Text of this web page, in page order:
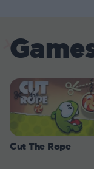
Cut The Rope